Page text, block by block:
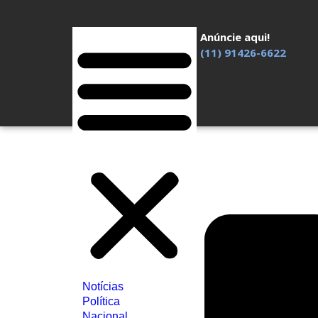
Notícias
Política
Anúncie aqui!
(11) 91426-6622